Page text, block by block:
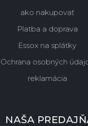
ako nakupovať
Platba a doprava
Essox na splátky
Ochrana osobných
reklamácia
NAŠA